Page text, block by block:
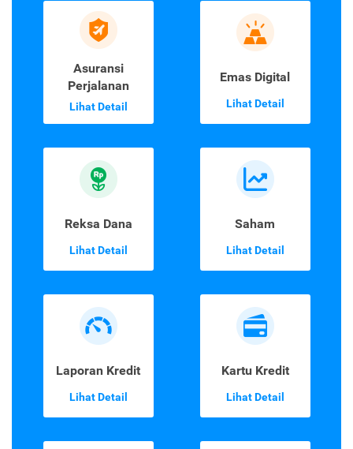
Asuransi
Perjalanan
Lihat Detail
Emas Digital
Lihat Detail
Reksa Dana
Lihat Detail
Saham
Lihat Detail
Laporan Kredit
Lihat Detail
Kartu Kredit
Lihat Detail